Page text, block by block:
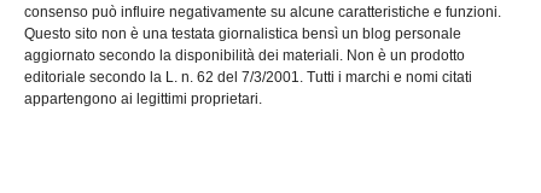
consenso può influire negativamente su alcune caratteristiche e funzioni.
Questo sito non è una testata giornalistica bensì un blog personale
aggiornato secondo la disponibilità dei materiali. Non è un prodotto
editoriale secondo la L. n. 62 del 7/3/2001. Tutti i marchi e nomi citati
appartengono ai legittimi proprietari.